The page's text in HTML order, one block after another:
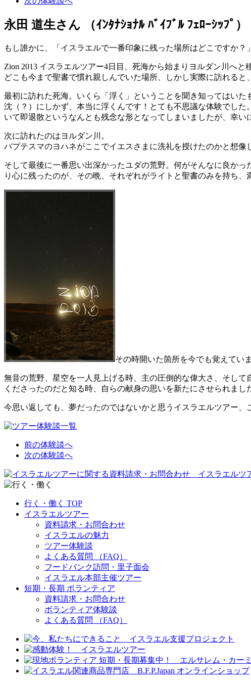
永田 道生さん （ｲﾝﾀﾅｼｮﾅﾙ ﾊﾞｲﾌﾞﾙ ﾌｪﾛｰｼｯﾌﾟ）
もし誰かに、「イスラエルで一番印象に残った場所はどこですか
Zion 2013 イスラエルツアー4日目、死海から始まりヨルダン川へと
どこも今まで聖書で慣れ親しんでいた場所、しかし実際に訪れると
最初に訪れた死海。いくら「浮く」ということを聞き知ってはい
沈（？）にしかず、本当に浮くんです！とても不思議な体験でし
いて即退散というなんとも残念な形となってしまいましたが、幸
次に訪れたのはヨルダン川。
バプテスマのヨハネがここでイエスさまに洗礼を授けたのかと想
そして最後に一番思い出深かったユダの荒野。何がそんなに良か
り心に残ったのが、その晩、それぞれがライトと聖書のみを持ち
その時開いた箇所を今でも覚えてい
無音の荒野、星空を一人見上げる時、主の圧倒的な偉大さ、そし
くださったのだと知る時、自らの献身の思いを新たにさせられまし
今思い返しても、夢だったのではないかと思うイスラエルツアー
前の体験談へ
次の体験談へ
行く・働く TOP
イスラエルツアー
資料請求・お問合わせ
イスラエルの魅力
ツアー体験談
よくある質問 （FAQ）
フードバンク訪問・里子面会
イスラエル本部主催ツアー
短期・長期 ボランティア
資料請求・お問合わせ
ボランティア体験談
よくある質問 （FAQ）